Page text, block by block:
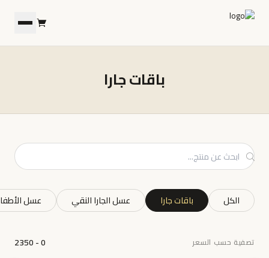
باقات جارا
ابحث عن منتج
الكل باقات جارا عسل الجارا النقي عسل
تصفية حسب السعر